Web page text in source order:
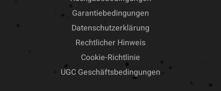
Garantiebedingungen
Datenschutzerklärung
Rechtlicher Hinweis
Cookie-Richtlinie
UGC Geschäftsbedingungen